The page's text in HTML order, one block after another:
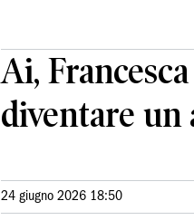
Ai,
diventare un
24 giugno 2026 18:50